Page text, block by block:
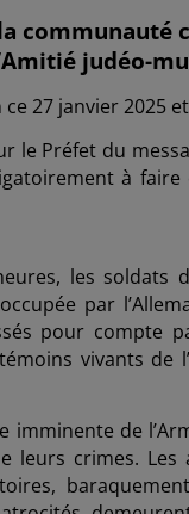
communauté
judéo-
27 janvier 2025
le Préfet du
à
les soldats
par
pour compte
vivants de
imminente de
leurs crimes.